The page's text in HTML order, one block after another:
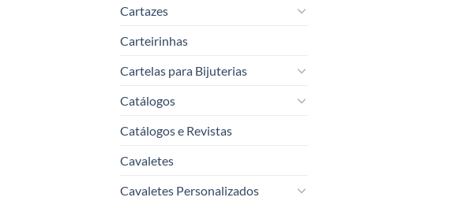
Cartazes
Carteirinhas
Cartelas para Bijuterias
Catálogos
Catálogos e Revistas
Cavaletes
Cavaletes Personalizados